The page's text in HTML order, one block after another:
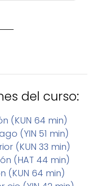
del curso:
(KUN 64 min)
(YIN 51 min)
(KUN 33 min)
(HAT 44 min)
(KUN 64 min)